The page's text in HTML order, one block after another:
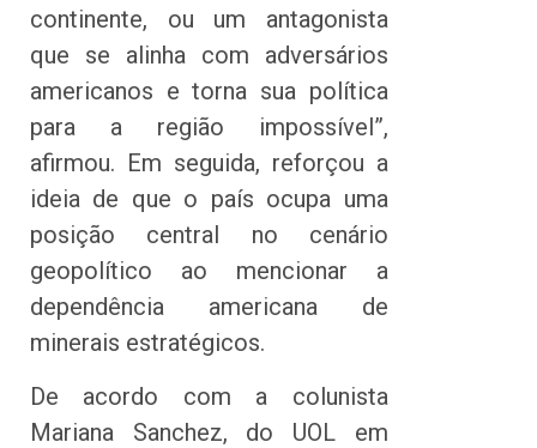
continente, ou um antagonista
que se alinha com adversários
americanos e torna sua política
para a região impossível”,
afirmou. Em seguida, reforçou a
ideia de que o país ocupa uma
posição central no cenário
geopolítico ao mencionar a
dependência americana de
minerais estratégicos.
De acordo com a colunista
Mariana Sanchez, do UOL em